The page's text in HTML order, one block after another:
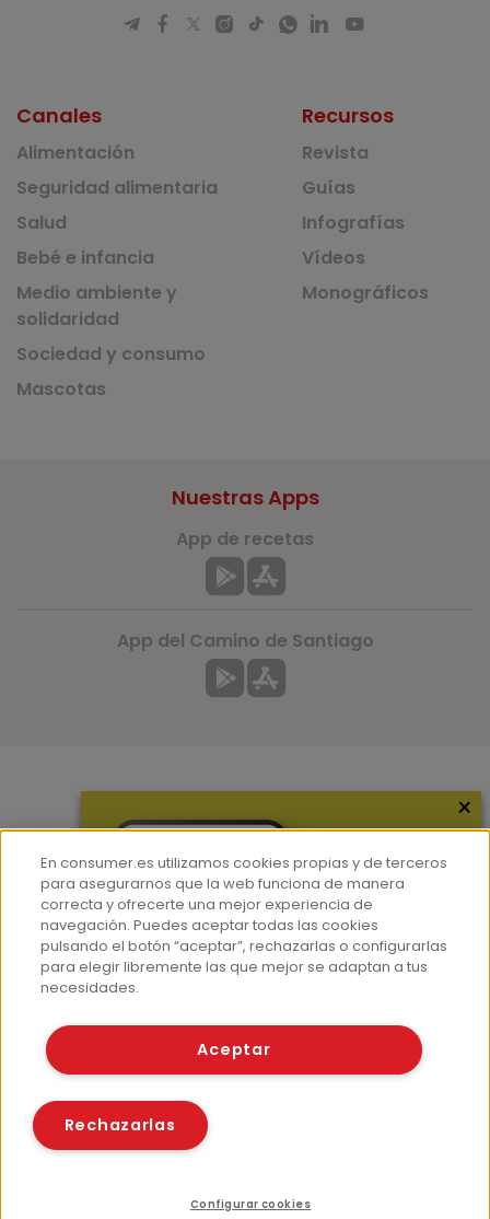
Canales
Alimentación
Seguridad alimentaria
Salud
Bebé e infancia
Medio ambiente y
solidaridad
Sociedad y consumo
Mascotas
Recursos
Revista
Guías
Infografías
Vídeos
Monográficos
Hemeroteca
Contacto
Prensa
Corpus Lingüístico Consumer
Nuestras Apps
App de recetas
App del Camino de Santiago
© Fundación EROSKI
Políticas de cookies
×
En consumer.es utilizamos cookies propias y de terceros
para asegurarnos que la web funciona de manera
correcta y ofrecerte una mejor experiencia de
navegación. Puedes aceptar todas las cookies
pulsando el botón “aceptar”, rechazarlas o configurarlas
para elegir libremente las que mejor se adaptan a tus
necesidades.
Aceptar
Rechazarlas
Configurar cookies